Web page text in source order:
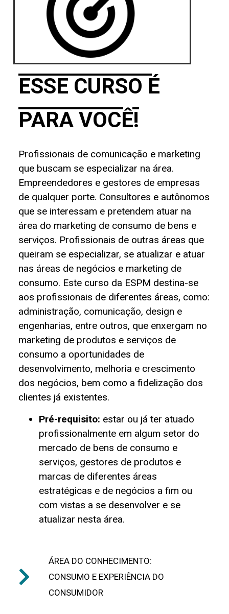
ESSE CURSO É
PARA VOCÊ!
Profissionais de comunicação e marketing
que buscam se especializar na área.
Empreendedores e gestores de empresas
de qualquer porte. Consultores e autônomos
que se interessam e pretendem atuar na
área do marketing de consumo de bens e
serviços. Profissionais de outras áreas que
queiram se especializar, se atualizar e atuar
nas áreas de negócios e marketing de
consumo. Este curso da ESPM destina-se
aos profissionais de diferentes áreas, como:
administração, comunicação, design e
engenharias, entre outros, que enxergam no
marketing de produtos e serviços de
consumo a oportunidades de
desenvolvimento, melhoria e crescimento
dos negócios, bem como a fidelização dos
clientes já existentes.
Pré-requisito: estar ou já ter atuado
profissionalmente em algum setor do
mercado de bens de consumo e
serviços, gestores de produtos e
marcas de diferentes áreas
estratégicas e de negócios a fim ou
com vistas a se desenvolver e se
atualizar nesta área.
ÁREA DO CONHECIMENTO:
CONSUMO E EXPERIÊNCIA DO
CONSUMIDOR